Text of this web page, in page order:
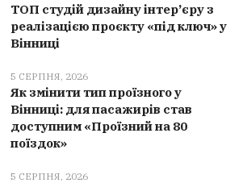
ТОП студій дизайну інтер’єру з
реалізацією проєкту «під ключ» у
Вінниці
5 СЕРПНЯ, 2026
Як змінити тип проїзного у
Вінниці: для пасажирів став
доступним «Проїзний на 80
поїздок»
5 СЕРПНЯ, 2026